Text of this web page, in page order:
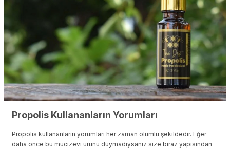
Propolis Kullananların Yorumları
Propolis kullananların yorumları her zaman olumlu şekildedir. Eğer
daha önce bu mucizevi ürünü duymadıysanız size biraz yapısından